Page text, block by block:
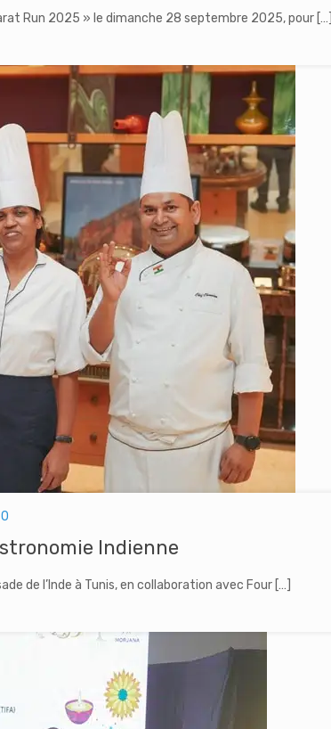
Run 2025 » le dimanche 28 septembre 2025, pour[…]
0
Indienne
de l’Inde à Tunis, en collaboration avec Four […]